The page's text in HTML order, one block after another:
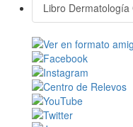
Libro Dermatología